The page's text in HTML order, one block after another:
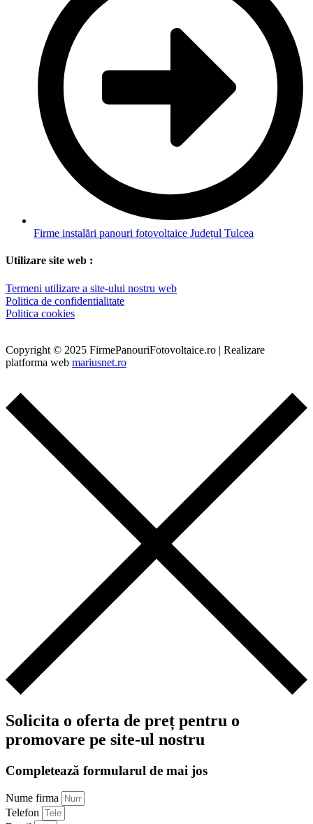
Firme instalări panouri fotovoltaice Județul Tulcea
Utilizare site web :
Termeni utilizare a site-ului nostru web
Politica de confidentialitate
Politica cookies
Copyright © 2025 FirmePanouriFotovoltaice.ro | Realizare
platforma web mariusnet.ro
Solicita o oferta de preț pentru o
promovare pe site-ul nostru
Completează formularul de mai jos
Nume firma
Telefon